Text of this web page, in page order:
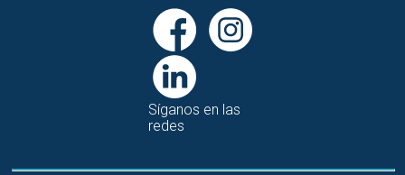
Síganos en las
redes